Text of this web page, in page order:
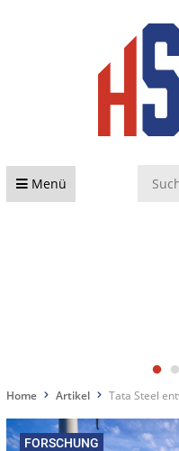
Menü
Home Artikel Tata Steel
FORSCHUNG